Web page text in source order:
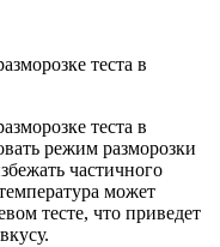
теста в
теста в
режим разморозки
частичного
может
тесте, что приведет